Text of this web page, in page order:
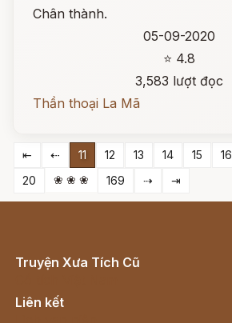
Chân thành.
05-09-2020
⭐ 4.8
3,583 lượt đọc
Thần thoại La Mã
⇤ ⇠ 11 12 13 14 15 16
20
❀ ❀ ❀ 169 ⇢ ⇥
Truyện Xưa Tích Cũ
Liên kết